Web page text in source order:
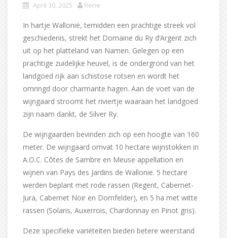
April 30, 2025 Rene
In hartje Wallonië, temidden een prachtige streek vol
geschiedenis, strekt het Domaine du Ry d’Argent zich
uit op het platteland van Namen. Gelegen op een
prachtige zuidelijke heuvel, is de ondergrond van het
landgoed rijk aan schistose rotsen en wordt het
omringd door charmante hagen. Aan de voet van de
wijngaard stroomt het riviertje waaraan het landgoed
zijn naam dankt, de Silver Ry.
De wijngaarden bevinden zich op een hoogte van 160
meter. De wijngaard omvat 10 hectare wijnstokken in
A.O.C. Côtes de Sambre en Meuse appellation en
wijnen van Pays des Jardins de Wallonie. 5 hectare
werden beplant met rode rassen (Regent, Cabernet-
Jura, Cabernet Noir en Dornfelder), en 5 ha met witte
rassen (Solaris, Auxerrois, Chardonnay en Pinot gris).
Deze specifieke variëteiten bieden betere weerstand